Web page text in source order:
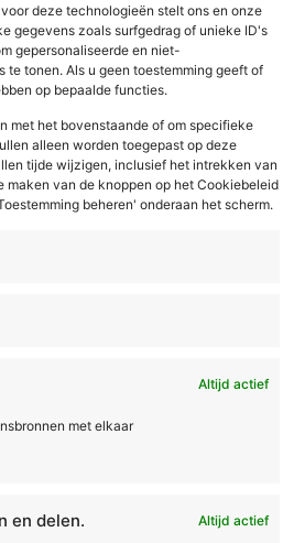
deze technologieën stelt ons en onze
gegevens zoals surfgedrag of unieke ID's
gepersonaliseerde en niet-
te tonen. Als u geen toestemming geeft of
op bepaalde functies.
met het bovenstaande of om specifieke
alleen worden toegepast op deze
tijde wijzigen, inclusief het intrekken van
maken van de knoppen op het Cookiebeleid
beheren' onderaan het scherm.
Altijd actief
met elkaar
en delen. Altijd actief
weegt inmiddels net
staat vaak nog ...
B.V.